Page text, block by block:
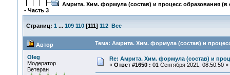
Амрита. Хим. формула (состав) и процесс образования (в
- Часть 3
Страниц: 1 ... 109 110[111] 112 Все
Автор Тема: Амрита. Хим. формула (состав) и
Oleg
Модератор
Ветеран
Re: Амрита. Хим. формула (состав) и
« Ответ #1650 : 01 Сентября 2021, 08:50:50 »